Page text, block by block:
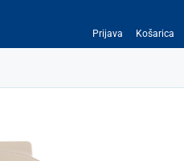
Prijava Košarica